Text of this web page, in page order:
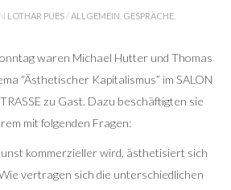
LOTHAR PUES / ALLGEMEIN GESPRÄCHE
waren Michael Hutter und Thomas
“Ästhetischer Kapitalismus” im SALON
zu Gast. Dazu beschäftigten sie
mit folgenden Fragen:
kommerzieller wird, ästhetisiert sich
vertragen sich die unterschiedlichen